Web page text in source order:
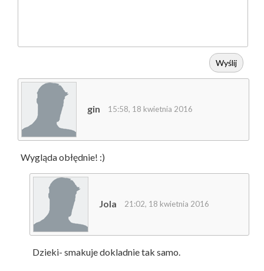
Wyślij
gin 15:58, 18 kwietnia 2016
Wygląda obłędnie! :)
Jola 21:02, 18 kwietnia 2016
Dzieki- smakuje dokladnie tak samo.